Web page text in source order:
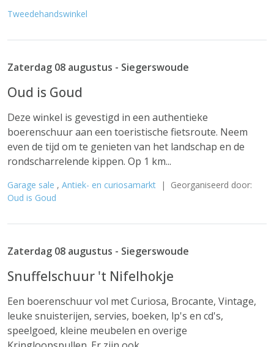
Tweedehandswinkel
Zaterdag 08 augustus - Siegerswoude
Oud is Goud
Deze winkel is gevestigd in een authentieke
boerenschuur aan een toeristische fietsroute. Neem
even de tijd om te genieten van het landschap en de
rondscharrelende kippen. Op 1 km...
Garage sale , Antiek- en curiosamarkt | Georganiseerd door:
Oud is Goud
Zaterdag 08 augustus - Siegerswoude
Snuffelschuur 't Nifelhokje
Een boerenschuur vol met Curiosa, Brocante, Vintage,
leuke snuisterijen, servies, boeken, lp's en cd's,
speelgoed, kleine meubelen en overige